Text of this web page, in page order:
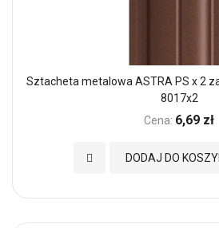
Sztacheta metalowa ASTRA PS x 2
8017x2
Cena: 6,69 zł
DODAJ DO
Dodaj do Ulubionych